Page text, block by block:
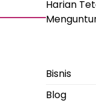
Harian
Bisnis
Blog